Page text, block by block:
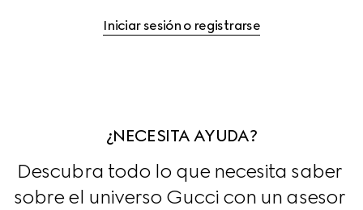
Iniciar sesión o registrarse
¿NECESITA AYUDA?
Descubra todo lo que necesita saber
sobre el universo Gucci con un asesor